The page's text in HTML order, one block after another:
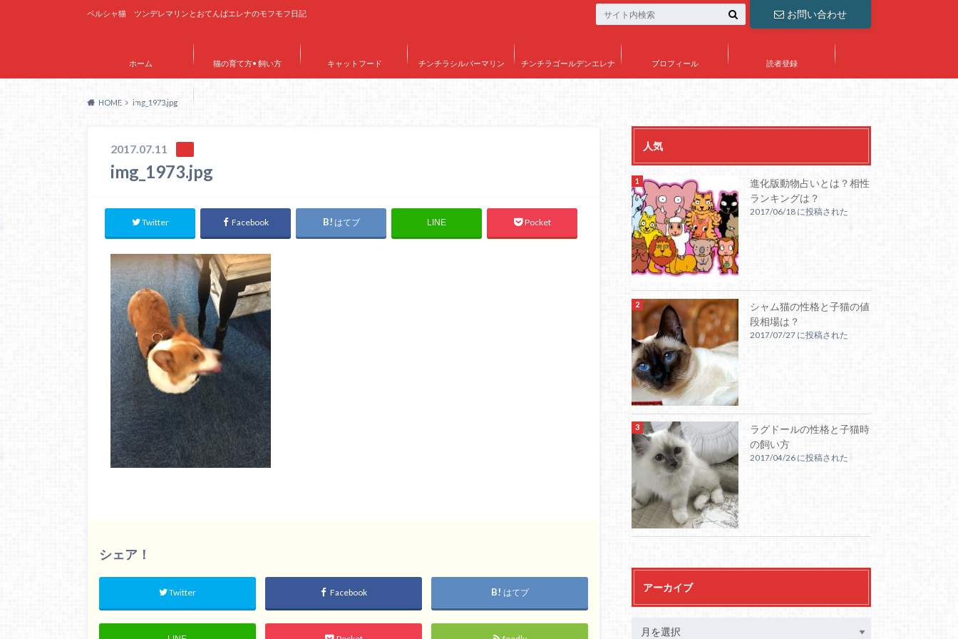
ペルシャ猫 ツンデレマリンとおてんばエレナのモフモフ日記 お問い合わせ
ホーム 猫の育て方• 飼い方 キャットフード チンチラシルバーマリン チンチラゴールデンエレナ プロフィール 読者登録
サイトマップ
HOME img_1973.jpg
2017.07.11
img_1973.jpg
Twitter Facebook はてブ LINE Pocket
シェア！
Twitter Facebook はてブ
人気
進化版動物占いとは？相性
ランキングは？
2017/06/18 に投稿された
シャム猫の性格と子猫の値
段相場は？
2017/07/27 に投稿された
ラグドールの性格と子猫時
の飼い方
2017/04/26 に投稿された
アーカイブ